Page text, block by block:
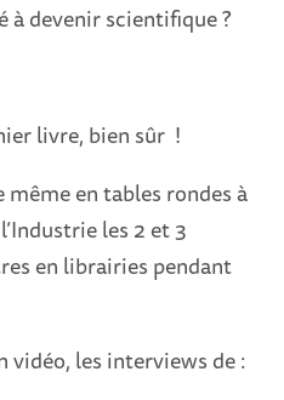
à devenir scientifique ?
livre, bien sûr !
en tables rondes à
les 2 et 3
en librairies pendant
vidéo, les interviews de :